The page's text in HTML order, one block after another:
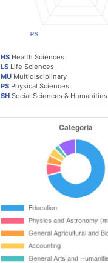
HS Health Sciences
LS Life Sciences
MU Multidisciplinary
PS Physical Sciences
SH Social Sciences & Humanities